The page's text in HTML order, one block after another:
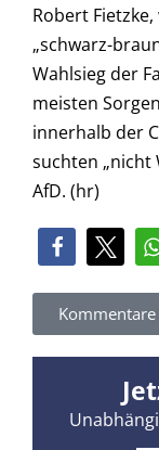
Robert
„schwarz-
Wahlsieg der
meisten
innerhalb der
suchten „nicht
AfD. (hr)
Kommentare